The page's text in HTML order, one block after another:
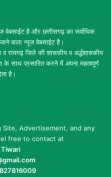
है और छत्तीसगढ़ का सर्वाधिक
वाला न्यूज वेबसाईट है।
जिले की शासकीय व अर्द्धशासकीय
साथ प्रसारित करने में अपना महत्वपूर्ण
है।
Advertisement, and any
free to contact at
Tiwari